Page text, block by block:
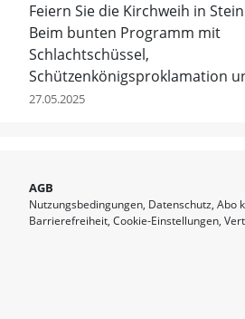
Feiern Sie die Kirchweih in
Beim bunten Programm mit
Schlachtschüssel,
Schützenkönigsproklamation
Gottesdienst ist für jeden was
27.05.2025
AGB
Nutzungsbedingungen Datenschutz Abo
Barrierefreiheit Cookie-Einstellungen